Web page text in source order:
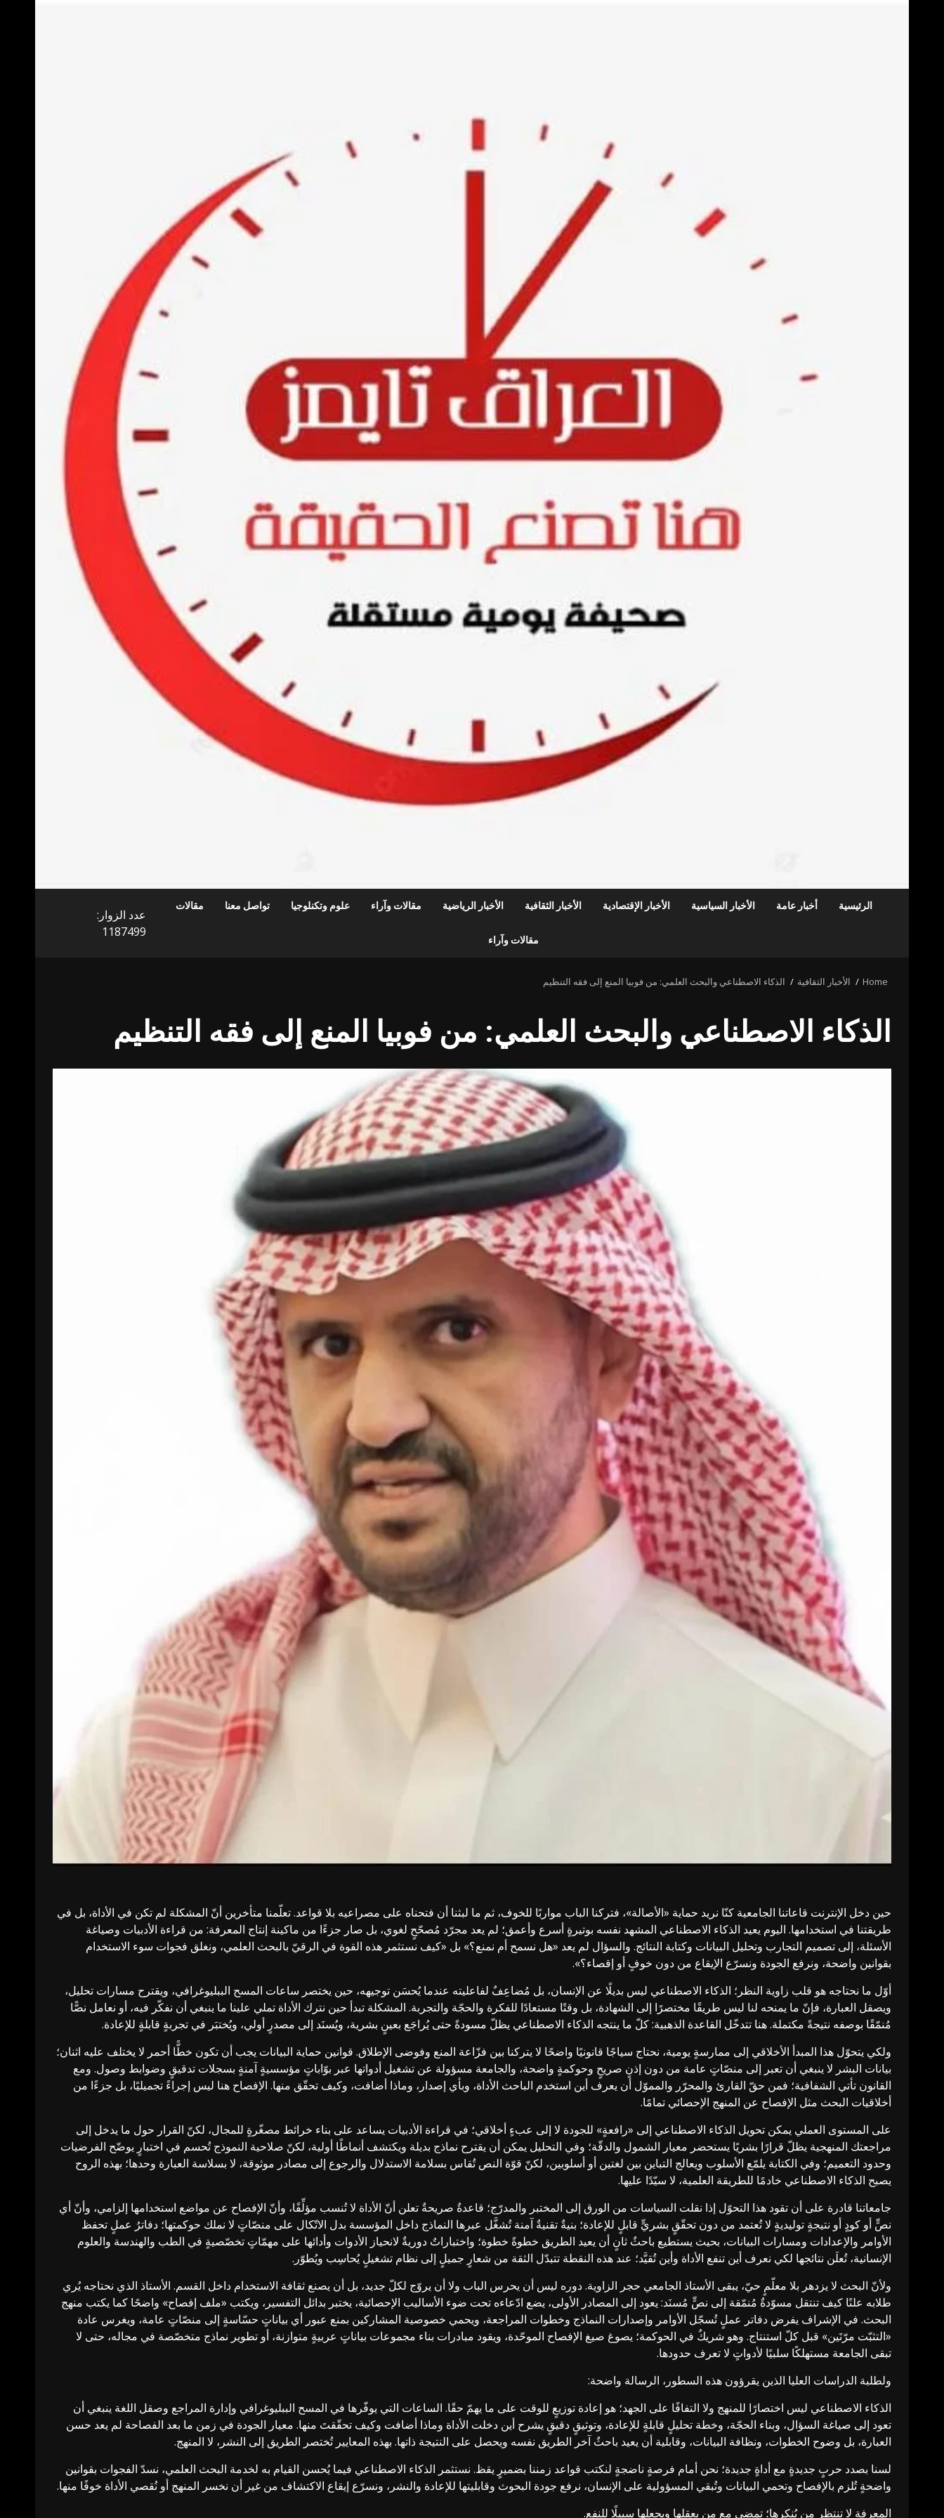
الرئيسية أخبار عامة الأخبار السياسية الأخبار الإقتصادية الأخبار الثقافية الأخبار الرياضية مقالات وآراء علوم وتكنلوجيا تواصل معنا مقالات
مقالات وآراء
عدد الزوار:
1187499
Home الأخبار الثقافية الذكاء الاصطناعي والبحث العلمي: من فوبيا المنع إلى فقه التنظيم
الذكاء الاصطناعي والبحث العلمي: من فوبيا المنع إلى فقه التنظيم
حين دخل الإنترنت قاعاتنا الجامعية كنّا نريد حماية «الأصالة»، فتركنا الباب مواربًا للخوف، ثم ما لبثنا أن فتحناه على مصراعيه بلا قواعد. تعلّمنا متأخرين أنّ المشكلة لم تكن في الأداة، بل في
طريقتنا في استخدامها. اليوم يعيد الذكاء الاصطناعي المشهد نفسه بوتيرةٍ أسرع وأعمق؛ لم يعد مجرّد مُصحّحٍ لغوي، بل صار جزءًا من ماكينة إنتاج المعرفة: من قراءة الأدبيات وصياغة
الأسئلة، إلى تصميم التجارب وتحليل البيانات وكتابة النتائج. والسؤال لم يعد «هل نسمح أم نمنع؟» بل «كيف نستثمر هذه القوة في الرقيّ بالبحث العلمي، ونغلق فجوات سوء الاستخدام
بقوانين واضحة، ونرفع الجودة ونسرّع الإيقاع من دون خوفٍ أو إقصاء؟».
أوّل ما نحتاجه هو قلب زاوية النظر؛ الذكاء الاصطناعي ليس بديلًا عن الإنسان، بل مُضاعِفٌ لفاعليته عندما يُحسَن توجيهه، حين يختصر ساعات المسح الببليوغرافي، ويقترح مسارات تحليل،
ويصقل العبارة، فإنّ ما يمنحه لنا ليس طريقًا مختصرًا إلى الشهادة، بل وقتًا مستعادًا للفكرة والحجّة والتجربة. المشكلة تبدأ حين نترك الأداة تملي علينا ما ينبغي أن نفكّر فيه، أو نعامل نصًّا
مُنمّقًا بوصفه نتيجةً مكتملة. هنا تتدخّل القاعدة الذهبية: كلّ ما ينتجه الذكاء الاصطناعي يظلّ مسودةً حتى يُراجَع بعينٍ بشرية، ويُسنَد إلى مصدرٍ أولي، ويُختبَر في تجربةٍ قابلةٍ للإعادة.
ولكي يتحوّل هذا المبدأ الأخلاقي إلى ممارسةٍ يومية، نحتاج سياجًا قانونيًا واضحًا لا يتركنا بين فزّاعة المنع وفوضى الإطلاق. قوانين حماية البيانات يجب أن تكون خطًّا أحمر لا يختلف عليه اثنان؛
بيانات البشر لا ينبغي أن تعبر إلى منصّاتٍ عامة من دون إذنٍ صريحٍ وحوكمةٍ واضحة، والجامعة مسؤولة عن تشغيل أدواتها عبر بوّاباتٍ مؤسسيةٍ آمنةٍ بسجلات تدقيقٍ وضوابط وصول. ومع
القانون تأتي الشفافية؛ فمن حقّ القارئ والمحرّر والمموّل أن يعرف أين استخدم الباحث الأداة، وبأي إصدار، وماذا أضافت، وكيف تحقّق منها. الإفصاح هنا ليس إجراءً تجميليًا، بل جزءًا من
أخلاقيات البحث مثل الإفصاح عن المنهج الإحصائي تمامًا.
على المستوى العملي يمكن تحويل الذكاء الاصطناعي إلى «رافعةٍ» للجودة لا إلى عبءٍ أخلاقي؛ في قراءة الأدبيات يساعد على بناء خرائط مصغّرةٍ للمجال، لكنّ القرار حول ما يدخل إلى
مراجعتك المنهجية يظلّ قرارًا بشريًا يستحضر معيار الشمول والدقّة؛ وفي التحليل يمكن أن يقترح نماذج بديلة ويكتشف أنماطًا أولية، لكنّ صلاحية النموذج تُحسم في اختبارٍ يوضّح الفرضيات
وحدود التعميم؛ وفي الكتابة يلمّع الأسلوب ويعالج التباين بين لغتين أو أسلوبين، لكنّ قوّة النص تُقاس بسلامة الاستدلال والرجوع إلى مصادر موثوقة، لا بسلاسة العبارة وحدها؛ بهذه الروح
يصبح الذكاء الاصطناعي خادمًا للطريقة العلمية، لا سيّدًا عليها.
جامعاتنا قادرة على أن تقود هذا التحوّل إذا نقلت السياسات من الورق إلى المختبر والمدرّج؛ قاعدةٌ صريحةٌ تعلن أنّ الأداة لا تُنسب مؤلِّفًا، وأنّ الإفصاح عن مواضع استخدامها إلزامي، وأنّ أي
نصٍّ أو كودٍ أو نتيجةٍ توليديةٍ لا تُعتمد من دون تحقّقٍ بشريٍّ قابلٍ للإعادة؛ بنيةٌ تقنيةٌ آمنة تُشغَّل عبرها النماذج داخل المؤسسة بدل الاتّكال على منصّاتٍ لا نملك حوكمتها؛ دفاترُ عملٍ تحفظ
الأوامر والإعدادات ومسارات البيانات، بحيث يستطيع باحثٌ ثانٍ أن يعيد الطريق خطوةً خطوة؛ واختباراتٌ دوريةٌ لانحياز الأدوات وأدائها على مهمّاتٍ تخصّصيةٍ في الطب والهندسة والعلوم
الإنسانية، تُعلَن نتائجها لكي نعرف أين تنفع الأداة وأين تُقيَّد؛ عند هذه النقطة تتبدّل الثقة من شعارٍ جميلٍ إلى نظام تشغيلٍ يُحاسِب ويُطوّر.
ولأنّ البحث لا يزدهر بلا معلّمٍ حيّ، يبقى الأستاذ الجامعي حجر الزاوية. دوره ليس أن يحرس الباب ولا أن يروّج لكلّ جديد، بل أن يصنع ثقافة الاستخدام داخل القسم. الأستاذ الذي نحتاجه يُري
طلابه علنًا كيف تنتقل مسوّدةٌ مُنمّقة إلى نصٍّ مُسنَد: يعود إلى المصادر الأولى، يضع ادّعاءه تحت ضوء الأساليب الإحصائية، يختبر بدائل التفسير، ويكتب «ملف إفصاح» واضحًا كما يكتب منهج
البحث. في الإشراف يفرض دفاتر عملٍ تُسجّل الأوامر وإصدارات النماذج وخطوات المراجعة، ويحمي خصوصية المشاركين بمنع عبور أي بياناتٍ حسّاسةٍ إلى منصّاتٍ عامة، ويغرس عادة
«التثبّت مرّتَين» قبل كلّ استنتاج. وهو شريكٌ في الحوكمة؛ يصوغ صيغ الإفصاح الموحّدة، ويقود مبادرات بناء مجموعات بياناتٍ عربيةٍ متوازنة، أو تطوير نماذج متخصّصة في مجاله، حتى لا
تبقى الجامعة مستهلكًا سلبيًا لأدواتٍ لا تعرف حدودها.
ولطلبة الدراسات العليا الذين يقرؤون هذه السطور، الرسالة واضحة:
الذكاء الاصطناعي ليس اختصارًا للمنهج ولا التفافًا على الجهد؛ هو إعادة توزيعٍ للوقت على ما يهمّ حقًا. الساعات التي يوفّرها في المسح الببليوغرافي وإدارة المراجع وصقل اللغة ينبغي أن
تعود إلى صياغة السؤال، وبناء الحجّة، وخطة تحليلٍ قابلةٍ للإعادة، وتوثيقٍ دقيقٍ يشرح أين دخلت الأداة وماذا أضافت وكيف تحقّقتَ منها. معيار الجودة في زمن ما بعد الفصاحة لم يعد حسن
العبارة، بل وضوح الخطوات، ونظافة البيانات، وقابلية أن يعيد باحثٌ آخر الطريق نفسه ويحصل على النتيجة ذاتها. بهذه المعايير تُختصر الطريق إلى النشر، لا المنهج.
لسنا بصدد حربٍ جديدةٍ مع أداةٍ جديدة؛ نحن أمام فرصةٍ ناضجةٍ لنكتب قواعد زمننا بضميرٍ يقظ. نستثمر الذكاء الاصطناعي فيما يُحسن القيام به لخدمة البحث العلمي، نسدّ الفجوات بقوانين
واضحةٍ تُلزم بالإفصاح وتحمي البيانات وتُبقي المسؤولية على الإنسان، نرفع جودة البحوث وقابليتها للإعادة والنشر، ونسرّع إيقاع الاكتشاف من غير أن نخسر المنهج أو نُقصي الأداة خوفًا منها.
المعرفة لا تنتظر من يُنكرها؛ تمضي مع من يعقلها ويجعلها سبيلًا للنفع.